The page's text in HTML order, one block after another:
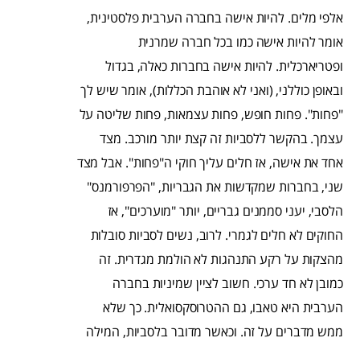
אלפי מלים. להיות אישה בחברה הערבית פלסטינית,
אומר להיות אישה כמו בכל חברה שמרנית
ופטריארכלית. להיות אישה בחברות כאלה, בגדול
ובאופן כוללני, (ואני לא אוהבת הכללות), אומר שיש לך
"פחות". פחות חופש, פחות עצמאות, פחות שליטה על
עצמך. בהקשר ללסביות זה קצת יותר מורכב. מצד
אחד את אישה, אז חלים עליך חוקי ה"פחות". אבל מצד
שני, בחברות שמקדשות את הגבריות, "הפרפורמנס"
הלסבי, יעני סממנים גבריים, יותר "מוערכים", אז
החוקים לא חלים לגמרי. לרוב, נשים לסביות סובלות
מהצקות על רקע התנהגות לא הולמת מגדרית. זה
כמובן לא חד ערכי. חשוב לציין שמיניות בחברה
הערבית היא טאבו, גם ההטרוסקסואלית. כך שלא
ממש מדברים על זה. וכאשר מדובר בלסביות, המילה